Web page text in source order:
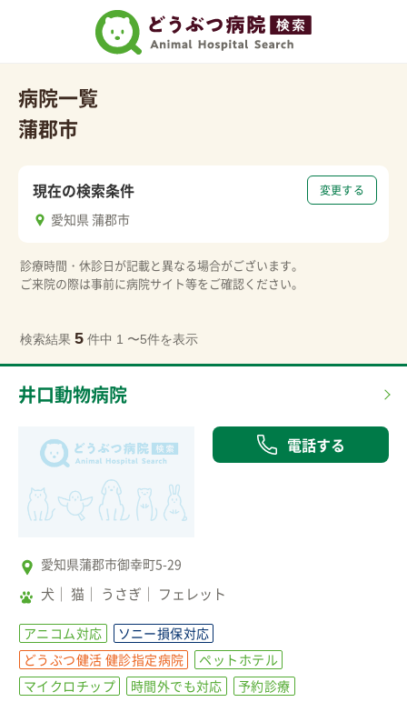
病院一覧
蒲郡市
変更する
現在の検索条件
愛知県 蒲郡市
診療時間・休診日が記載と異なる場合がございます。
ご来院の際は事前に病院サイト等をご確認ください。
検索結果 5 件中 1 〜5件を表示
井口動物病院
電話する
愛知県蒲郡市御幸町5-29
犬 猫 うさぎ フェレット
アニコム対応
ソニー損保対応
どうぶつ健活 健診指定病院
ペットホテル
マイクロチップ
時間外でも対応
予約診療